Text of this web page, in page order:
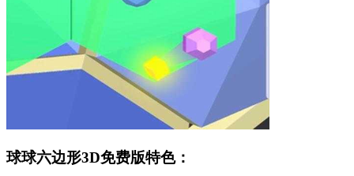
球球六边形3D免费版特色：